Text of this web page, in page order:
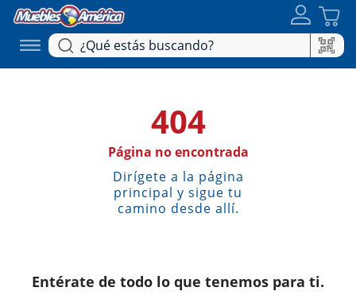
404
Página no encontrada
Dirígete a la página
principal y sigue tu
camino desde allí.
Entérate de todo lo que tenemos para ti.